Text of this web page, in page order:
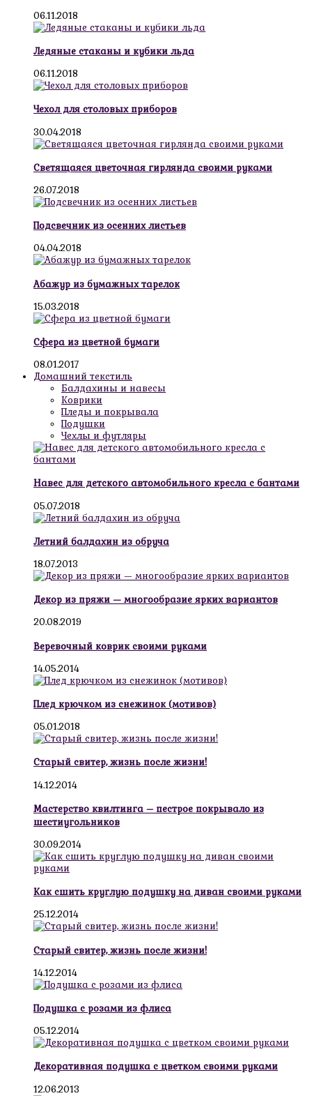
06.11.2018
Ледяные стаканы и кубики льда
06.11.2018
Чехол для столовых приборов
30.04.2018
Светящаяся цветочная гирлянда своими руками
26.07.2018
Подсвечник из осенних листьев
04.04.2018
Абажур из бумажных тарелок
15.03.2018
Сфера из цветной бумаги
08.01.2017
Домашний текстиль
Балдахины и навесы
Коврики
Пледы и покрывала
Подушки
Чехлы и футляры
Навес для детского автомобильного кресла с бантами
05.07.2018
Летний балдахин из обруча
18.07.2013
Декор из пряжи — многообразие ярких вариантов
20.08.2019
Веревочный коврик своими руками
14.05.2014
Плед крючком из снежинок (мотивов)
05.01.2018
Старый свитер, жизнь после жизни!
14.12.2014
Мастерство квилтинга – пестрое покрывало из
шестиугольников
30.09.2014
Как сшить круглую подушку на диван своими руками
25.12.2014
Старый свитер, жизнь после жизни!
14.12.2014
Подушка с розами из флиса
05.12.2014
Декоративная подушка с цветком своими руками
12.06.2013